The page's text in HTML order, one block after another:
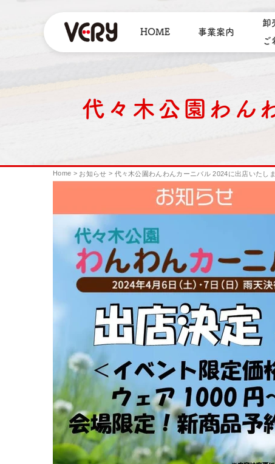
HOME 事業案内
卸
ご
代々木公園わん
Home > お知らせ > 代々木公園わんわんカーニバル 2024に出店いたしま